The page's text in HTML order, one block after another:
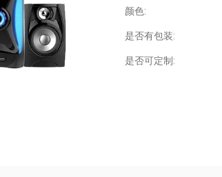
颜色:
是否有包装:
是否可定制: